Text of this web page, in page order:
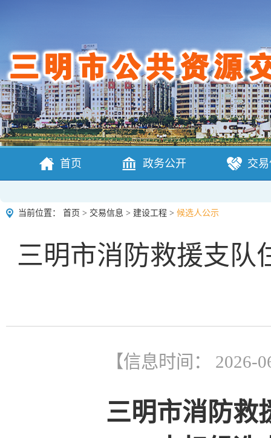
首页 政务公开 交
当前位置： 首页 > 交易信息 > 建设工程 > 候选人公示
三明市消防救援支队
【信息时间： 2026-
三明市消防救